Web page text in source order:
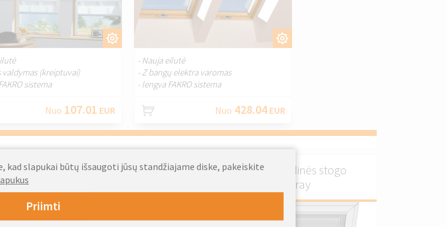
PRITAIKYTI.
valdymas (kreiptuvai)
sistema
Nuo 107.01 EUR
- Nauja eilutė
- Z bangų elektra varomas
- lengva FAKRO sistema
Nuo 428.04EUR
FAKRO ARS vidinės stogo
FAKRO ARS vidinės stogo
žaliuzės Ash Gray
kad slapukai būtų išsaugoti jūsų standžiajame diske, pakeiskite
Priimti